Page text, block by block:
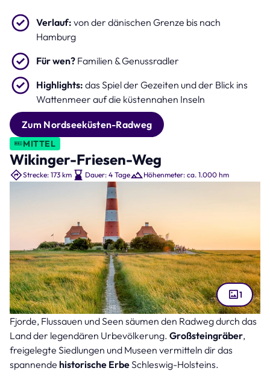
Verlauf: von der dänischen Grenze bis nach
Hamburg
Für wen? Familien & Genussradler
Highlights: das Spiel der Gezeiten und der Blick ins
Wattenmeer auf die küstennahen Inseln
Zum Nordseeküsten-Radweg
MITTEL
Wikinger-Friesen-Weg
Strecke: 173 km Dauer: 4 Tage Höhenmeter: ca. 1.000 hm
Leuchtturm Westerheversand (Bild: eyetronic – stock.adobe.com )
1
Fjorde, Flussauen und Seen säumen den Radweg durch das
Land der legendären Urbevölkerung. Großsteingräber,
freigelegte Siedlungen und Museen vermitteln dir das
spannende historische ErbeSchleswig-Holsteins.